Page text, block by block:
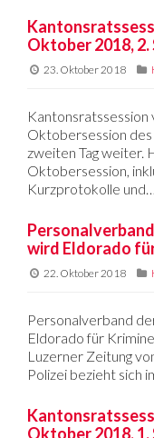
Oktober 2018,
23. Oktober 2018
Oktobersession
zweiten Tag weiter.
Oktobersession,
Kurzprotokolle und…
wird Eldorado
22. Oktober 2018
Personalverband
Eldorado für
Luzerner Zeitung
Polizei bezieht sich
Oktober 2018,